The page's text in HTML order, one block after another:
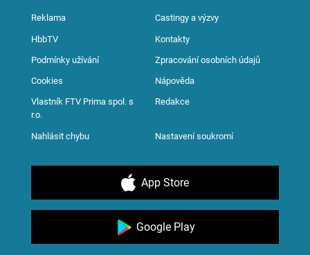
Reklama Castingy a výzvy
HbbTV Kontakty
Podmínky užívání Zpracování osobních údajů
Cookies Nápověda
Vlastník FTV Prima spol. s
r.o.
Redakce
Nahlásit chybu Nastavení soukromí
App Store
Google Play